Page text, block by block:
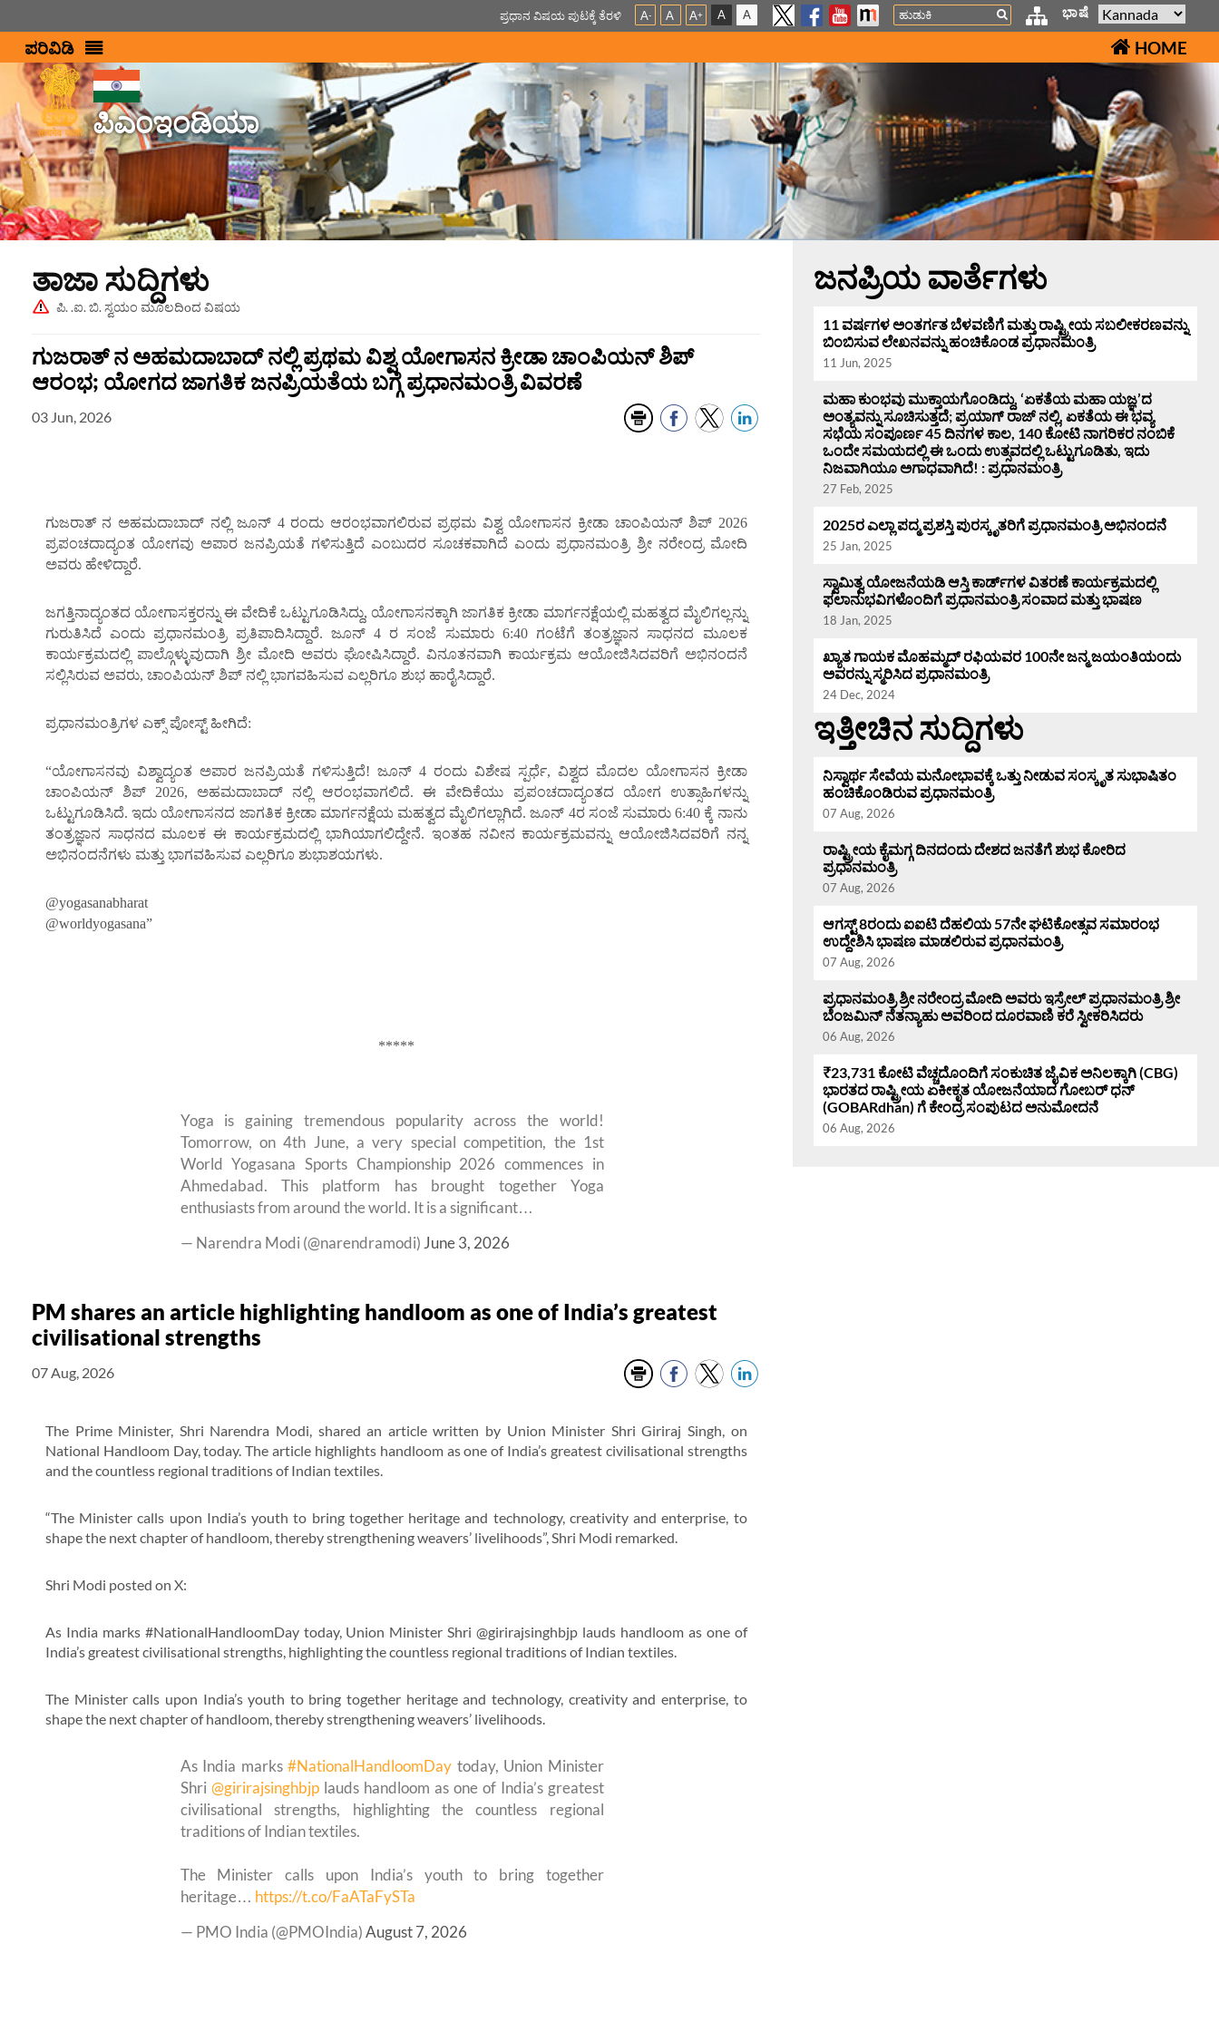
ಪ್ರಧಾನ ವಿಷಯ ಪುಟಕ್ಕೆ ತೆರಳಿ A- A A+ A A Search ಭಾಷೆ
ಪರಿವಿಡಿ HOME
ಪಿಎಂಇಂಡಿಯಾ
ತಾಜಾ ಸುದ್ದಿಗಳು
ಪಿ. .ಐ. ಬಿ. ಸ್ವಯಂ ಮೂಲದಿoದ ವಿಷಯ
ಗುಜರಾತ್‌ ನ ಅಹಮದಾಬಾದ್‌ ನಲ್ಲಿ ಪ್ರಥಮ ವಿಶ್ವ ಯೋಗಾಸನ ಕ್ರೀಡಾ ಚಾಂಪಿಯನ್‌ ಶಿಪ್
ಆರಂಭ; ಯೋಗದ ಜಾಗತಿಕ ಜನಪ್ರಿಯತೆಯ ಬಗ್ಗೆ ಪ್ರಧಾನಮಂತ್ರಿ ವಿವರಣೆ
03 Jun, 2026
ಗುಜರಾತ್‌ ನ ಅಹಮದಾಬಾದ್‌ ನಲ್ಲಿ ಜೂನ್ 4 ರಂದು ಆರಂಭವಾಗಲಿರುವ ಪ್ರಥಮ ವಿಶ್ವ ಯೋಗಾಸನ ಕ್ರೀಡಾ ಚಾಂಪಿಯನ್‌ ಶಿಪ್ 2026
ಪ್ರಪಂಚದಾದ್ಯಂತ ಯೋಗವು ಅಪಾರ ಜನಪ್ರಿಯತೆ ಗಳಿಸುತ್ತಿದೆ ಎಂಬುದರ ಸೂಚಕವಾಗಿದೆ ಎಂದು ಪ್ರಧಾನಮಂತ್ರಿ ಶ್ರೀ ನರೇಂದ್ರ ಮೋದಿ
ಅವರು ಹೇಳಿದ್ದಾರೆ.
ಜಗತ್ತಿನಾದ್ಯಂತದ ಯೋಗಾಸಕ್ತರನ್ನು ಈ ವೇದಿಕೆ ಒಟ್ಟುಗೂಡಿಸಿದ್ದು, ಯೋಗಾಸನಕ್ಕಾಗಿ ಜಾಗತಿಕ ಕ್ರೀಡಾ ಮಾರ್ಗನಕ್ಷೆಯಲ್ಲಿ ಮಹತ್ವದ ಮೈಲಿಗಲ್ಲನ್ನು
ಗುರುತಿಸಿದೆ ಎಂದು ಪ್ರಧಾನಮಂತ್ರಿ ಪ್ರತಿಪಾದಿಸಿದ್ದಾರೆ. ಜೂನ್ 4 ರ ಸಂಜೆ ಸುಮಾರು 6:40 ಗಂಟೆಗೆ ತಂತ್ರಜ್ಞಾನ ಸಾಧನದ ಮೂಲಕ
ಕಾರ್ಯಕ್ರಮದಲ್ಲಿ ಪಾಲ್ಗೊಳ್ಳುವುದಾಗಿ ಶ್ರೀ ಮೋದಿ ಅವರು ಘೋಷಿಸಿದ್ದಾರೆ. ವಿನೂತನವಾಗಿ ಕಾರ್ಯಕ್ರಮ ಆಯೋಜಿಸಿದವರಿಗೆ ಅಭಿನಂದನೆ
ಸಲ್ಲಿಸಿರುವ ಅವರು, ಚಾಂಪಿಯನ್ ಶಿಪ್ ನಲ್ಲಿ ಭಾಗವಹಿಸುವ ಎಲ್ಲರಿಗೂ ಶುಭ ಹಾರೈಸಿದ್ದಾರೆ.
ಪ್ರಧಾನಮಂತ್ರಿಗಳ ಎಕ್ಸ್ ಪೋಸ್ಟ್ ಹೀಗಿದೆ:
“ಯೋಗಾಸನವು ವಿಶ್ವಾದ್ಯಂತ ಅಪಾರ ಜನಪ್ರಿಯತೆ ಗಳಿಸುತ್ತಿದೆ! ಜೂನ್ 4 ರಂದು ವಿಶೇಷ ಸ್ಪರ್ಧೆ, ವಿಶ್ವದ ಮೊದಲ ಯೋಗಾಸನ ಕ್ರೀಡಾ
ಚಾಂಪಿಯನ್ ಶಿಪ್ 2026, ಅಹಮದಾಬಾದ್ ನಲ್ಲಿ ಆರಂಭವಾಗಲಿದೆ. ಈ ವೇದಿಕೆಯು ಪ್ರಪಂಚದಾದ್ಯಂತದ ಯೋಗ ಉತ್ಸಾಹಿಗಳನ್ನು
ಒಟ್ಟುಗೂಡಿಸಿದೆ. ಇದು ಯೋಗಾಸನದ ಜಾಗತಿಕ ಕ್ರೀಡಾ ಮಾರ್ಗನಕ್ಷೆಯ ಮಹತ್ವದ ಮೈಲಿಗಲ್ಲಾಗಿದೆ. ಜೂನ್ 4ರ ಸಂಜೆ ಸುಮಾರು 6:40 ಕ್ಕೆ ನಾನು
ತಂತ್ರಜ್ಞಾನ ಸಾಧನದ ಮೂಲಕ ಈ ಕಾರ್ಯಕ್ರಮದಲ್ಲಿ ಭಾಗಿಯಾಗಲಿದ್ದೇನೆ. ಇಂತಹ ನವೀನ ಕಾರ್ಯಕ್ರಮವನ್ನು ಆಯೋಜಿಸಿದವರಿಗೆ ನನ್ನ
ಅಭಿನಂದನೆಗಳು ಮತ್ತು ಭಾಗವಹಿಸುವ ಎಲ್ಲರಿಗೂ ಶುಭಾಶಯಗಳು.
@yogasanabharat
@worldyogasana”
*****
Yoga is gaining tremendous popularity across the world!
Tomorrow, on 4th June, a very special competition, the 1st
World Yogasana Sports Championship 2026 commences in
Ahmedabad. This platform has brought together Yoga
enthusiasts from around the world. It is a significant…
— Narendra Modi (@narendramodi)June 3, 2026
PM shares an article highlighting handloom as one of India’s greatest
civilisational strengths
07 Aug, 2026
The Prime Minister, Shri Narendra Modi, shared an article written by Union Minister Shri Giriraj Singh, on
National Handloom Day, today. The article highlights handloom as one of India’s greatest civilisational strengths
and the countless regional traditions of Indian textiles.
“The Minister calls upon India’s youth to bring together heritage and technology, creativity and enterprise, to
shape the next chapter of handloom, thereby strengthening weavers’ livelihoods”, Shri Modi remarked.
Shri Modi posted on X:
As India marks #NationalHandloomDay today, Union Minister Shri @girirajsinghbjp lauds handloom as one of
India’s greatest civilisational strengths, highlighting the countless regional traditions of Indian textiles.
The Minister calls upon India’s youth to bring together heritage and technology, creativity and enterprise, to
shape the next chapter of handloom, thereby strengthening weavers’ livelihoods.
As India marks#NationalHandloomDay today, Union Minister
Shri @girirajsinghbjplauds handloom as one of India’s greatest
civilisational strengths, highlighting the countless regional
traditions of Indian textiles.
The Minister calls upon India’s youth to bring together
heritage… https://t.co/FaATaFySTa
— PMO India (@PMOIndia)August 7, 2026
ಜನಪ್ರಿಯ ವಾರ್ತೆಗಳು
11 ವರ್ಷಗಳ ಅಂತರ್ಗತ ಬೆಳವಣಿಗೆ ಮತ್ತು ರಾಷ್ಟ್ರೀಯ ಸಬಲೀಕರಣವನ್ನು
ಬಿಂಬಿಸುವ ಲೇಖನವನ್ನು ಹಂಚಿಕೊಂಡ ಪ್ರಧಾನಮಂತ್ರಿ
11 Jun, 2025
ಮಹಾ ಕುಂಭವು ಮುಕ್ತಾಯಗೊಂಡಿದ್ದು, ‘ಏಕತೆಯ ಮಹಾ ಯಜ್ಞ’ದ
ಅಂತ್ಯವನ್ನು ಸೂಚಿಸುತ್ತದೆ; ಪ್ರಯಾಗ್ ರಾಜ್ ನಲ್ಲಿ, ಏಕತೆಯ ಈ ಭವ್ಯ
ಸಭೆಯ ಸಂಪೂರ್ಣ 45 ದಿನಗಳ ಕಾಲ, 140 ಕೋಟಿ ನಾಗರಿಕರ ನಂಬಿಕೆ
ಒಂದೇ ಸಮಯದಲ್ಲಿ ಈ ಒಂದು ಉತ್ಸವದಲ್ಲಿ ಒಟ್ಟುಗೂಡಿತು, ಇದು
ನಿಜವಾಗಿಯೂ ಅಗಾಧವಾಗಿದೆ! : ಪ್ರಧಾನಮಂತ್ರಿ
27 Feb, 2025
2025ರ ಎಲ್ಲಾ ಪದ್ಮ ಪ್ರಶಸ್ತಿ ಪುರಸ್ಕೃತರಿಗೆ ಪ್ರಧಾನಮಂತ್ರಿ ಅಭಿನಂದನೆ
25 Jan, 2025
ಸ್ವಾಮಿತ್ವ ಯೋಜನೆಯಡಿ ಆಸ್ತಿ ಕಾರ್ಡ್‌ಗಳ ವಿತರಣೆ ಕಾರ್ಯಕ್ರಮದಲ್ಲಿ
ಫಲಾನುಭವಿಗಳೊಂದಿಗೆ ಪ್ರಧಾನಮಂತ್ರಿ ಸಂವಾದ ಮತ್ತು ಭಾಷಣ
18 Jan, 2025
ಖ್ಯಾತ ಗಾಯಕ ಮೊಹಮ್ಮದ್ ರಫಿಯವರ 100ನೇ ಜನ್ಮ ಜಯಂತಿಯಂದು
ಅವರನ್ನು ಸ್ಮರಿಸಿದ ಪ್ರಧಾನಮಂತ್ರಿ
24 Dec, 2024
ಇತ್ತೀಚಿನ ಸುದ್ದಿಗಳು
ನಿಸ್ವಾರ್ಥ ಸೇವೆಯ ಮನೋಭಾವಕ್ಕೆ ಒತ್ತು ನೀಡುವ ಸಂಸ್ಕೃತ ಸುಭಾಷಿತಂ
ಹಂಚಿಕೊಂಡಿರುವ ಪ್ರಧಾನಮಂತ್ರಿ
07 Aug, 2026
ರಾಷ್ಟ್ರೀಯ ಕೈಮಗ್ಗ ದಿನದಂದು ದೇಶದ ಜನತೆಗೆ ಶುಭ ಕೋರಿದ
ಪ್ರಧಾನಮಂತ್ರಿ
07 Aug, 2026
ಆಗಸ್ಟ್ 8ರಂದು ಐಐಟಿ ದೆಹಲಿಯ 57ನೇ ಘಟಿಕೋತ್ಸವ ಸಮಾರಂಭ
ಉದ್ದೇಶಿಸಿ ಭಾಷಣ ಮಾಡಲಿರುವ ಪ್ರಧಾನಮಂತ್ರಿ
07 Aug, 2026
ಪ್ರಧಾನಮಂತ್ರಿ ಶ್ರೀ ನರೇಂದ್ರ ಮೋದಿ ಅವರು ಇಸ್ರೇಲ್ ಪ್ರಧಾನಮಂತ್ರಿ ಶ್ರೀ
ಬೆಂಜಮಿನ್‌ ನೆತನ್ಯಾಹು ಅವರಿಂದ ದೂರವಾಣಿ ಕರೆ ಸ್ವೀಕರಿಸಿದರು
06 Aug, 2026
₹23,731 ಕೋಟಿ ವೆಚ್ಚದೊಂದಿಗೆ ಸಂಕುಚಿತ ಜೈವಿಕ ಅನಿಲಕ್ಕಾಗಿ (CBG)
ಭಾರತದ ರಾಷ್ಟ್ರೀಯ ಏಕೀಕೃತ ಯೋಜನೆಯಾದ ಗೋಬರ್ ಧನ್
(GOBARdhan) ಗೆ ಕೇಂದ್ರ ಸಂಪುಟದ ಅನುಮೋದನೆ
06 Aug, 2026